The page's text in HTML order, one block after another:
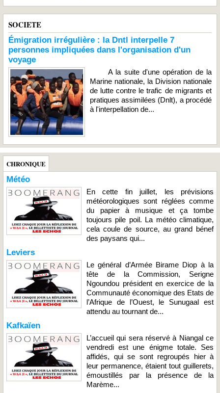
SOCIETE
Émigration irrégulière : la Dntl interpelle 7
personnes impliquées dans l'organisation d'un
voyage
A la suite d'une opération de la
Marine nationale, la Division nationale
de lutte contre le trafic de migrants et
pratiques assimilées (Dnlt), a procédé
à l'interpellation de...
CHRONIQUE
Météo
En cette fin juillet, les prévisions
météorologiques sont réglées comme
du papier à musique et ça tombe
toujours pile poil. La météo climatique,
cela coule de source, au grand bénef
des paysans qui...
Leviers
Le général d’Armée Birame Diop à la
tête de la Commission, Serigne
Ngoundou président en exercice de la
Communauté économique des Etats de
l’Afrique de l’Ouest, le Sunugaal est
attendu au tournant de...
Kafkaïen
L’accueil qui sera réservé à Niangal ce
vendredi est une énigme totale. Ses
affidés, qui se sont regroupés hier à
leur permanence, étaient tout guillerets,
émoustillés par la présence de la
Marème...